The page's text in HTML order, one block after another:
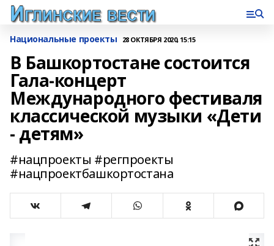
Национальные проекты 28 ОКТЯБРЯ 2020, 15:15
В Башкортостане состоится
Гала-концерт
Международного фестиваля
классической музыки «Дети
- детям»
#нацпроекты #регпроекты
#нацпроектбашкортостана